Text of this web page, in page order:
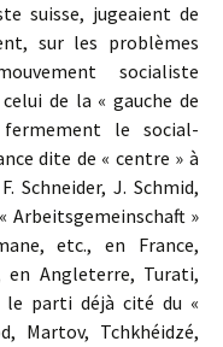
suisse, jugeaient de
sur les problèmes
socialiste
de la « gauche de
le social-
dite de « centre » à
Schneider, J. Schmid,
Arbeitsgemeinschaft »
etc., en France,
en Angleterre, Turati,
parti déjà cité du «
Martov, Tchkhéidzé,